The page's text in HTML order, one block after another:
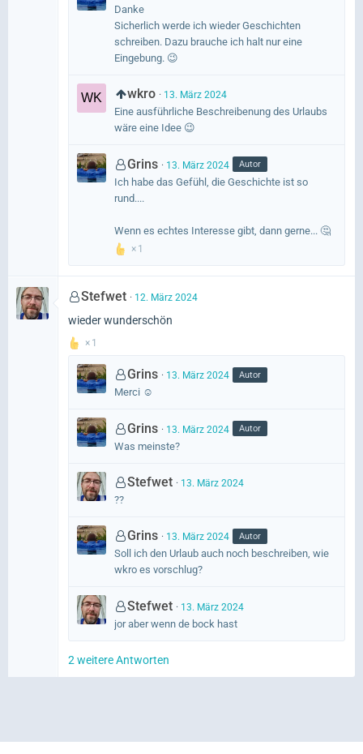
Danke
Sicherlich werde ich wieder Geschichten
schreiben. Dazu brauche ich halt nur eine
Eingebung. 😉
wkro 13. März 2024
Eine ausführliche Beschreibenung des Urlaubs
wäre eine Idee 😉
Grins 13. März 2024 Autor
Ich habe das Gefühl, die Geschichte ist so
rund....
Wenn es echtes Interesse gibt, dann gerne... 🤔
1
Stefwet 12. März 2024
wieder wunderschön
1
Grins 13. März 2024 Autor
Merci ☺️
Grins 13. März 2024 Autor
Was meinste?
Stefwet 13. März 2024
??
Grins 13. März 2024 Autor
Soll ich den Urlaub auch noch beschreiben, wie
wkro es vorschlug?
Stefwet 13. März 2024
jor aber wenn de bock hast
2 weitere Antworten